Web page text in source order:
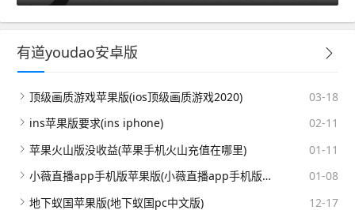
有道youdao安卓版
顶级画质游戏苹果版(ios顶级画质游戏2020)
03-18
ins苹果版要求(ins iphone)
02-11
苹果火山版没收益(苹果手机火山充值在哪里)
01-11
小薇直播app手机版苹果版(小薇直播app手机版苹果版下载安装)
01-08
地下蚁国苹果版(地下蚁国pc中文版)
12-17